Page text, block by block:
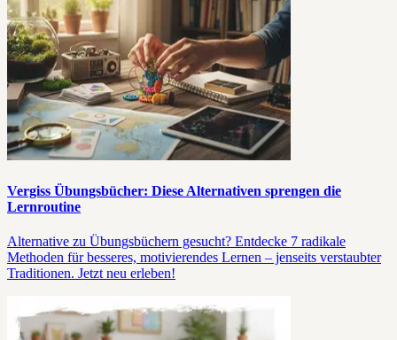
Vergiss Übungsbücher: Diese Alternativen sprengen die
Lernroutine
Alternative zu Übungsbüchern gesucht? Entdecke 7 radikale
Methoden für besseres, motivierendes Lernen – jenseits verstaubter
Traditionen. Jetzt neu erleben!